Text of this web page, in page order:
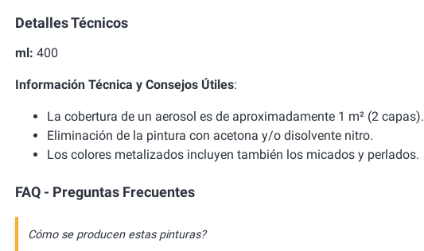
Detalles Técnicos
ml: 400
Información Técnica y Consejos Útiles:
La cobertura de un aerosol es de aproximadamente 1 m² (2 capas).
Eliminación de la pintura con acetona y/o disolvente nitro.
Los colores metalizados incluyen también los micados y perlados.
FAQ - Preguntas Frecuentes
Cómo se producen estas pinturas?